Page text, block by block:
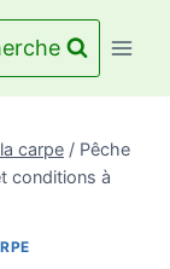
carpe / Pêche
conditions à